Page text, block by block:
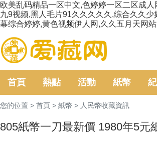
欧美乱码精品一区中文,色婷婷一区二区成人
九9视频,黑人毛片91久久久久久,综合久久少
幕综合婷婷,黄色视频伊人网,久久五月天网站
首頁 熱點 活動 紙幣
您的位置 > 首頁 > 紙幣 > 人民幣收藏資訊
805紙幣一刀最新價 1980年5元